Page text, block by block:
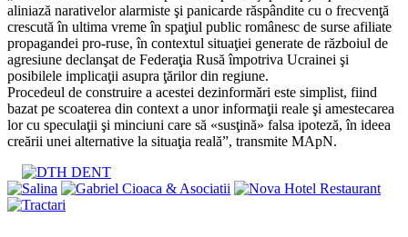
aliniază narativelor alarmiste şi panicarde răspândite cu o frecvenţă
crescută în ultima vreme în spaţiul public românesc de surse afiliate
propagandei pro-ruse, în contextul situaţiei generate de războiul de
agresiune declanşat de Federaţia Rusă împotriva Ucrainei şi
posibilele implicaţii asupra ţărilor din regiune.
Procedeul de construire a acestei dezinformări este simplist, fiind
bazat pe scoaterea din context a unor informaţii reale şi amestecarea
lor cu speculaţii şi minciuni care să «susţină» falsa ipoteză, în ideea
creării unei alternative la situaţia reală”, transmite MApN.